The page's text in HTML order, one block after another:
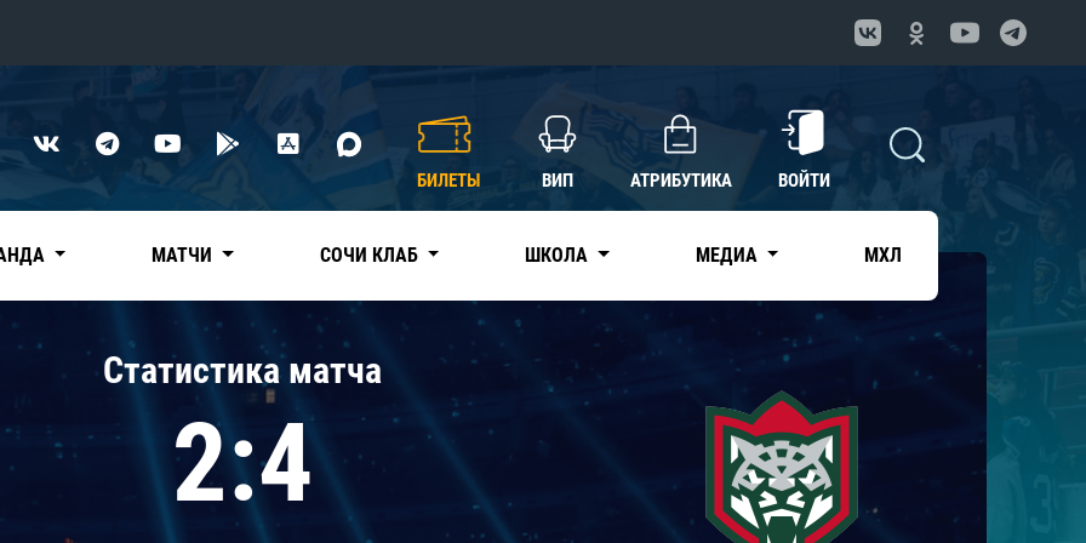
Трактор
Дивизион Чернышева
БИЛЕТЫ ВИП АТРИБУТИКА ВОЙТИ
МАТЧИ СОЧИ КЛАБ ШКОЛА МЕДИА МХЛ
Статистика матча
2:4